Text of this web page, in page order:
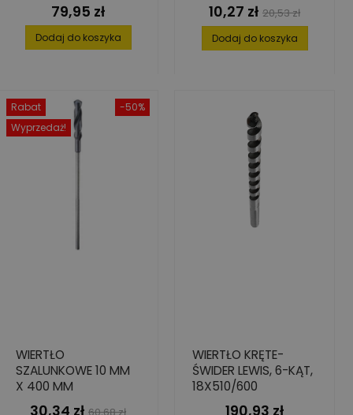
Cena
79,95 zł
Dodaj do koszyka
Cena
10,27 zł Cena
podstawowa
20,53 zł
Dodaj do koszyka
-50%
Rabat
Wyprzedaż!
WIERTŁO
SZALUNKOWE 10 MM
X 400 MM
Cena
30,34 zł Cena
60,68 zł
WIERTŁO KRĘTE-
ŚWIDER LEWIS, 6-KĄT,
18X510/600
Cena
190,93 zł